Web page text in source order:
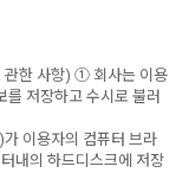
관한 사항) ① 회사는 이용
를 저장하고 수시로 불러
이용자의 컴퓨터 브라
내의 하드디스크에 저장